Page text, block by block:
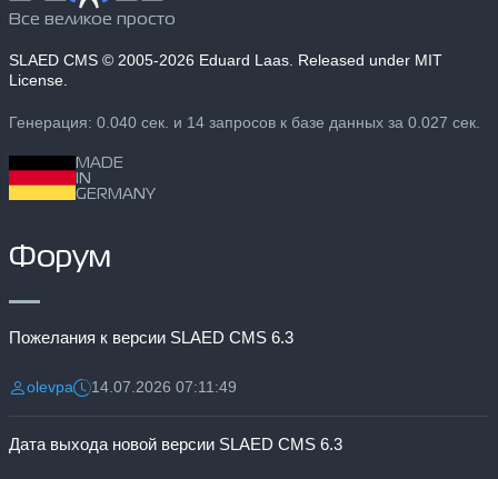
Все великое просто
SLAED CMS © 2005-2026 Eduard Laas. Released under MIT
License.
Генерация: 0.040 сек. и 14 запросов к базе данных за 0.027 сек.
MADE
IN
GERMANY
Форум
Пожелания к версии SLAED CMS 6.3
Разместил:
olevpaДата:14.07.2026 07:11:49
Дата выхода новой версии SLAED CMS 6.3